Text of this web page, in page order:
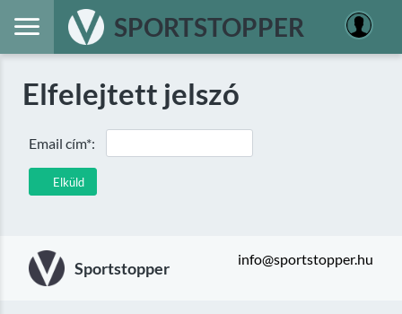
SPORTSTOPPER
Elfelejtett jelszó
Elküld
Email cím*:
Sportstopper info@sportstopper.hu